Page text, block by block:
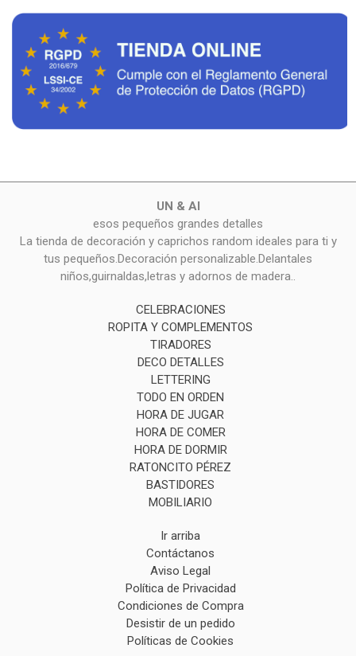
UN & AI
esos pequeños grandes detalles
La tienda de decoración y caprichos random ideales para ti y
tus pequeños.Decoración personalizable.Delantales
niños,guirnaldas,letras y adornos de madera..
CELEBRACIONES
ROPITA Y COMPLEMENTOS
TIRADORES
DECO DETALLES
LETTERING
TODO EN ORDEN
HORA DE JUGAR
HORA DE COMER
HORA DE DORMIR
RATONCITO PÉREZ
BASTIDORES
MOBILIARIO
Ir arriba
Contáctanos
Aviso Legal
Política de Privacidad
Condiciones de Compra
Desistir de un pedido
Políticas de Cookies